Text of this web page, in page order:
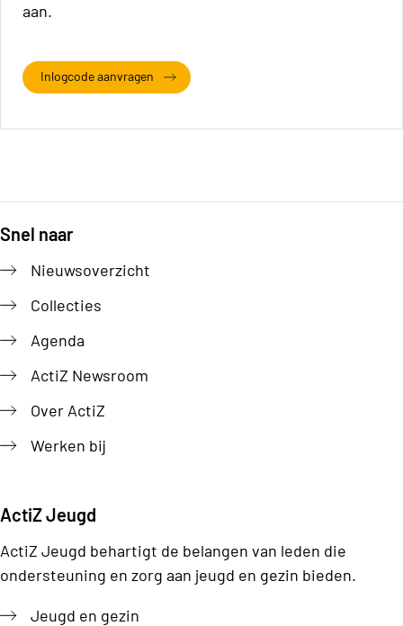
aan.
Inlogcode aanvragen
Snel naar
Nieuwsoverzicht
Collecties
Agenda
ActiZ Newsroom
Over ActiZ
Werken bij
ActiZ Jeugd
ActiZ Jeugd behartigt de belangen van leden die
ondersteuning en zorg aan jeugd en gezin bieden.
Jeugd en gezin